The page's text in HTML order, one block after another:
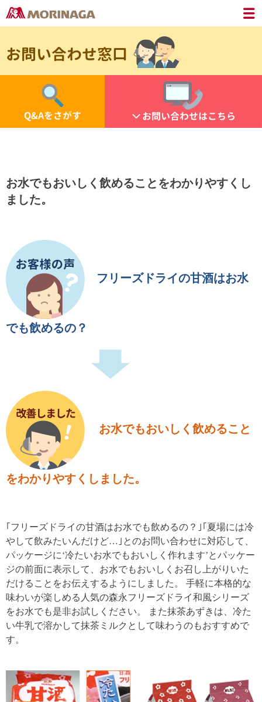
お問い合わせ窓口
Q&Aをさがす お問い合わせはこちら
お水でもおいしく飲めることをわかりやすくし
ました。
フリーズドライの甘酒はお水
でも飲めるの？
お水でもおいしく飲めること
をわかりやすくしました。
｢フリーズドライの甘酒はお水でも飲めるの？｣｢夏場には冷
やして飲みたいんだけど…｣とのお問い合わせに対応して、
パッケージに‘冷たいお水でもおいしく作れます’とパッケー
ジの前面に表示して、お水でもおいしくお召し上がりいた
だけることをお伝えするようにしました。 手軽に本格的な
味わいが楽しめる人気の森永フリーズドライ和風シリーズ
をお水でも是非お試しください。 また抹茶あずきは、冷た
い牛乳で溶かして抹茶ミルクとして味わうのもおすすめで
す。